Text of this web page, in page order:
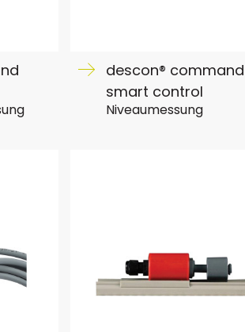
descon® command
smart control
Niveaumessung